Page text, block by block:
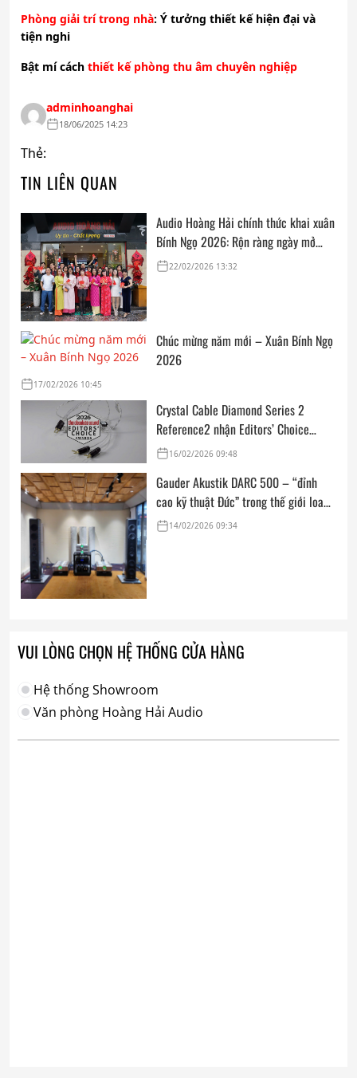
Phòng giải trí trong nhà: Ý tưởng thiết kế hiện đại và
tiện nghi
Bật mí cách thiết kế phòng thu âm chuyên nghiệp
adminhoanghai
18/06/2025 14:23
Thẻ:
TIN LIÊN QUAN
Audio Hoàng Hải chính thức khai xuân
Bính Ngọ 2026: Rộn ràng ngày mở
cửa, trọn vẹn lời chúc đầu năm
22/02/2026 13:32
Chúc mừng năm mới – Xuân Bính Ngọ
2026
17/02/2026 10:45
Crystal Cable Diamond Series 2
Reference2 nhận Editors’ Choice
Award: Dedicated Audio 2026 từ The
16/02/2026 09:48
Gauder Akustik DARC 500 – “đỉnh
cao kỹ thuật Đức” trong thế giới loa
hi-end tham chiếu
14/02/2026 09:34
VUI LÒNG CHỌN HỆ THỐNG CỬA HÀNG
Hệ thống Showroom
Văn phòng Hoàng Hải Audio